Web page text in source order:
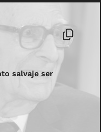
salvaje ser